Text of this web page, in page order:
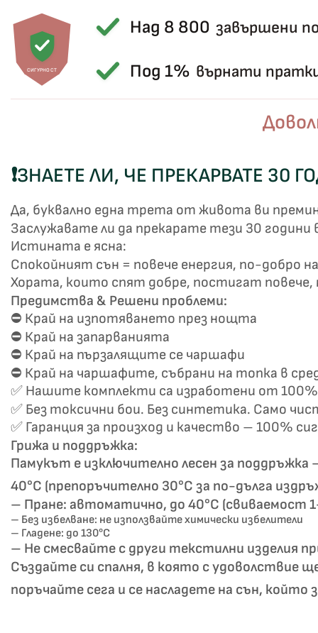
СИГУРНОСТ
Над 8 800 завършени
Под 1% върнати
❗ЗНАЕТЕ ЛИ, ЧЕ ПРЕКАРВАТЕ 30
Да, буквално една трета от живота ви
Заслужавате ли да прекарате тези 30
Истината е ясна:
Спокойният сън = повече енергия, по-добро
Хората, които спят добре, постигат повече,
Предимства & Решени проблеми:
⛔ Край на изпотяването през нощта
⛔ Край на запарванията
⛔ Край на пързалящите се чаршафи
⛔ Край на чаршафите, събрани на топка в
✅ Нашите комплекти са изработени от
✅ Без токсични бои. Без синтетика. Само
✅ Гаранция за произход и качество – 100%
Грижа и поддръжка:
Памукът е изключително лесен за поддръжка
40°C (препоръчително 30°C за по-дълга
– Пране: автоматично, до 40°C (свиваемост
– Без избелване: не използвайте химически избелители
– Гладене: до 130°C
– Не смесвайте с други текстилни изделия
Създайте си спалня, в която с удоволствие
поръчайте сега и се насладете на сън, който